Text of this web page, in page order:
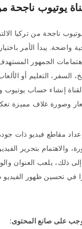
يوتيوب ناجحة
ناجحة من تركيا
واضحة. يبدأ الأمر
الجمهور
التعليم أو
إنشاء حساب يوتيوب
وصورة غلاف مميزة
مقاطع فيديو ذات
والاهتمام بتحرير
إلى ذلك، يلعب العنوان
في تحسين ظهور
على صانع المحتوى: